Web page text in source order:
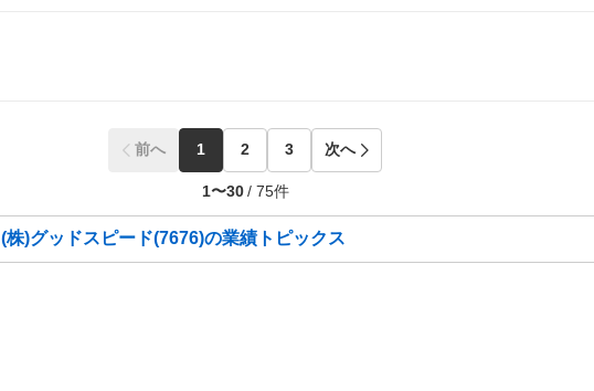
前へ 1 2 3 次へ
1〜30 / 75件
(株)グッドスピード(7676)の業績トピックス